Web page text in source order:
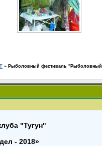
» Рыболовный фестиваль "Рыболовный
"Тугун"
- 2018»